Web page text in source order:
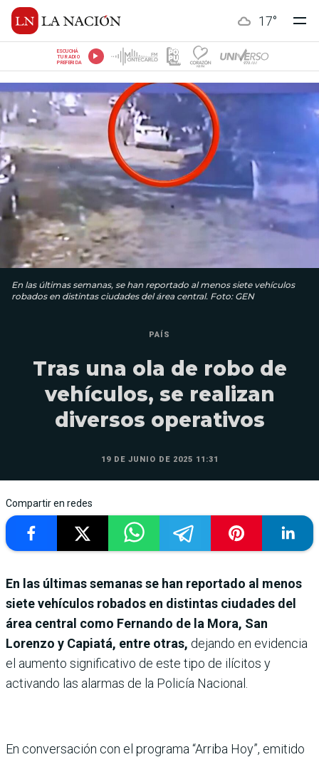
17°
ESCUCHÁ
TU RADIO
PREFERIDA
En las últimas semanas, se han reportado al menos siete vehículos
robados en distintas ciudades del área central. Foto: GEN
PAÍS
Tras una ola de robo de
vehículos, se realizan
diversos operativos
19 DE JUNIO DE 2025 11:31
Compartir en redes
En las últimas semanas se han reportado al menos
siete vehículos robados en distintas ciudades del
área central como Fernando de la Mora, San
Lorenzo y Capiatá, entre otras, dejando en evidencia
el aumento significativo de este tipo de ilícitos y
activando las alarmas de la Policía Nacional.
En conversación con el programa “Arriba Hoy”, emitido